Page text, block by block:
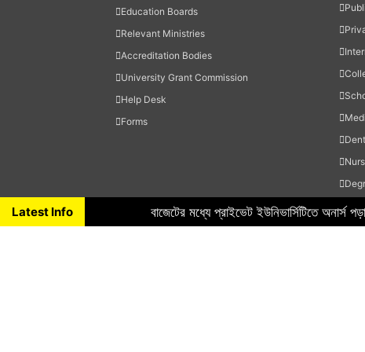
Latest Info বাজেটের মধ্যে প্রাইভেট ইউনিভার্সিটিতে
Education Boards
Relevant Ministries
Accreditation Bodies
University Grant Commission
Help Desk
Forms